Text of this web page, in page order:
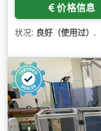
价格信息
状况: 良好（使用过） ,